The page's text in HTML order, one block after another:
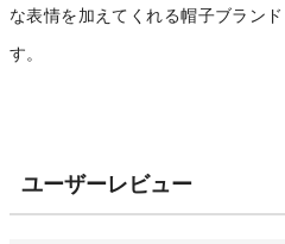
な表情を加えてくれる帽子ブラン
す。
ユーザーレビュー